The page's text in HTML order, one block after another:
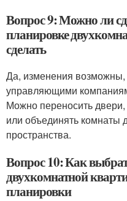
Вопрос 9: Можно ли
планировке
сделать
Да, изменения возможны,
управляющими
Можно переносить
или объединять комнаты
пространства.
Вопрос 10: Как
двухкомнатной
планировки